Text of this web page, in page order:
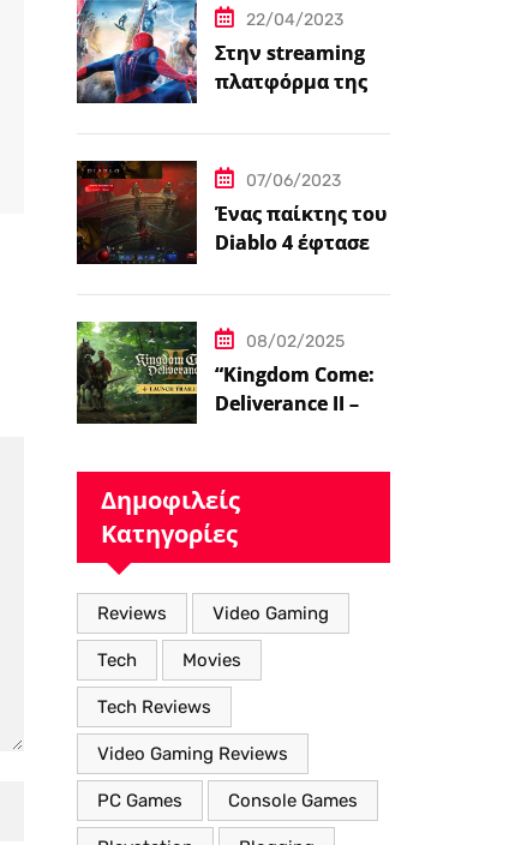
μεταφορά
βιντεοπαιχνιδιού στον
κινηματογράφο
22/04/2023
Στην streaming
πλατφόρμα της
σήμερα πέντε
ταινίες Spider-
Man
07/06/2023
Ένας παίκτης του
Diablo 4 έφτασε
08/02/2025
“Kingdom Come:
Deliverance II – Η
Κόσμο με Νέα
Βελτιωμένα
Χαρακτηριστικά”
Δημοφιλείς
Κατηγορίες
Reviews Video Gaming
Tech Movies
Tech Reviews
Video Gaming Reviews
PC Games Console Games